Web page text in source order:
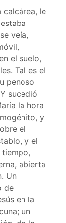
calcárea, le
veía,
el suelo,
Tal es el
penoso
sucedió
la hora
y
el
y el
tiempo,
abierta
Un
de
en la
un